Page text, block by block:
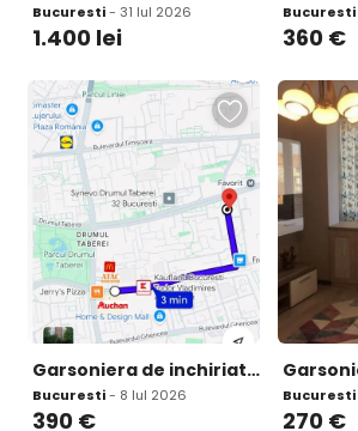
Bucuresti- 31 Iul 2026
1.400 lei
Bucuresti
360 €
Garsoniera de inchiriat metrou favorit 2 minute drumul taberei
Bucuresti- 8 Iul 2026
390 €
Bucuresti
270 €